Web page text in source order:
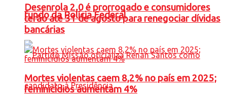
fundo da Polícia Federal
Desenrola 2.0 é prorrogado e consumidores
terão até 31 de agosto para renegociar dívidas
bancárias
Mortes violentas caem 8,2% no país em 2025;
feminicídios aumentam 4%